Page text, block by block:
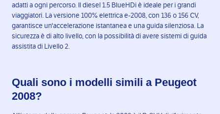
adatti a ogni percorso. Il diesel 1.5 BlueHDi è ideale per i grandi
viaggiatori. La versione 100% elettrica e-2008, con 136 o 156 CV,
garantisce un'accelerazione istantanea e una guida silenziosa. La
sicurezza è di alto livello, con la possibilità di avere sistemi di guida
assistita di Livello 2.
Quali sono i modelli simili a Peugeot
2008?